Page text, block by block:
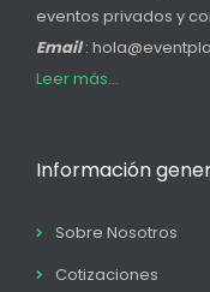
eventos privados y
Email:
Leer más...
Información
Sobre Nosotros
Cotizaciones